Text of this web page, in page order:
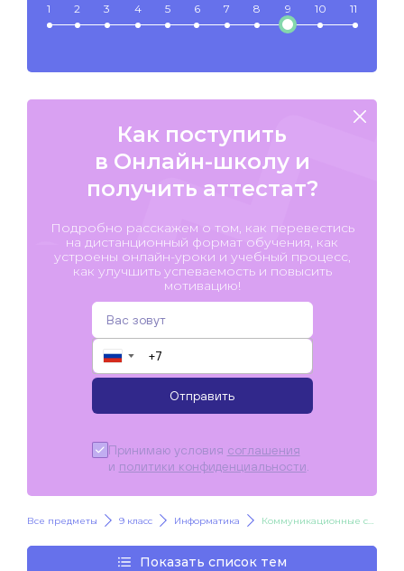
1 2 3 4 5 6 7 8 9 10 11
Как поступить
в Онлайн-школу и
получить аттестат?
Подробно расскажем о том, как перевестись
на дистанционный формат обучения, как
устроены онлайн-уроки и учебный процесс,
как улучшить успеваемость и повысить
мотивацию!
▼
Отправить
Принимаю условия соглашения
и политики конфиденциальности
Все предметы 9 класс Информатика Коммуникационные сервисы Интернета
Показать список тем